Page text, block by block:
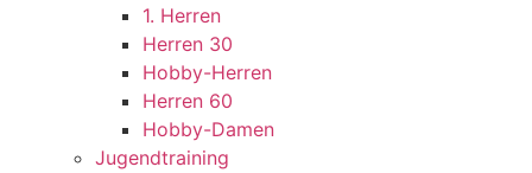
1. Herren
Herren 30
Hobby-Herren
Herren 60
Hobby-Damen
Jugendtraining